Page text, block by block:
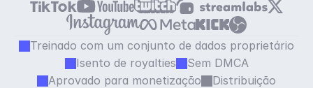
Treinado com um conjunto de dados proprietário
Isento de royalties
Sem DMCA
Aprovado para monetização
Distribuição